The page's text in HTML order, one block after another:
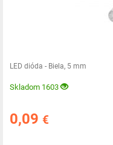
LED dióda - Biela, 5 mm
Skladom 1603
0,09 €